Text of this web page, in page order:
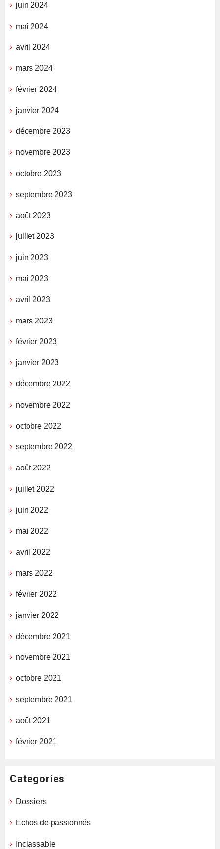
juin 2024
mai 2024
avril 2024
mars 2024
février 2024
janvier 2024
décembre 2023
novembre 2023
octobre 2023
septembre 2023
août 2023
juillet 2023
juin 2023
mai 2023
avril 2023
mars 2023
février 2023
janvier 2023
décembre 2022
novembre 2022
octobre 2022
septembre 2022
août 2022
juillet 2022
juin 2022
mai 2022
avril 2022
mars 2022
février 2022
janvier 2022
décembre 2021
novembre 2021
octobre 2021
septembre 2021
août 2021
février 2021
Categories
Dossiers
Echos de passionnés
Inclassable